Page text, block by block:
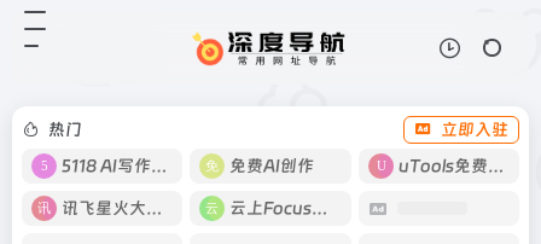
热门
立即入驻
5118 AI写作工具
免费AI创作 uTools免费工具箱
讯飞星火大模型 云上Focus接码
业的GIF动图压缩、格式转换、动图
裁剪工具。